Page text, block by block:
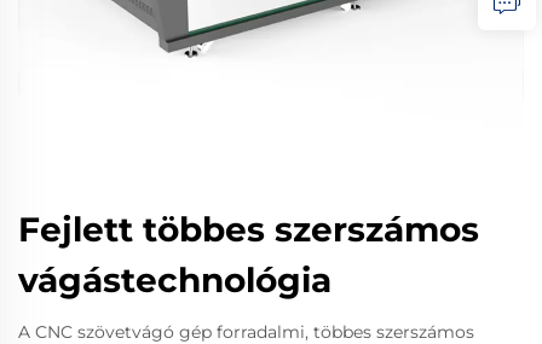
Fejlett többes szerszámos
vágástechnológia
A CNC szövetvágó gép forradalmi, többes szerszámos